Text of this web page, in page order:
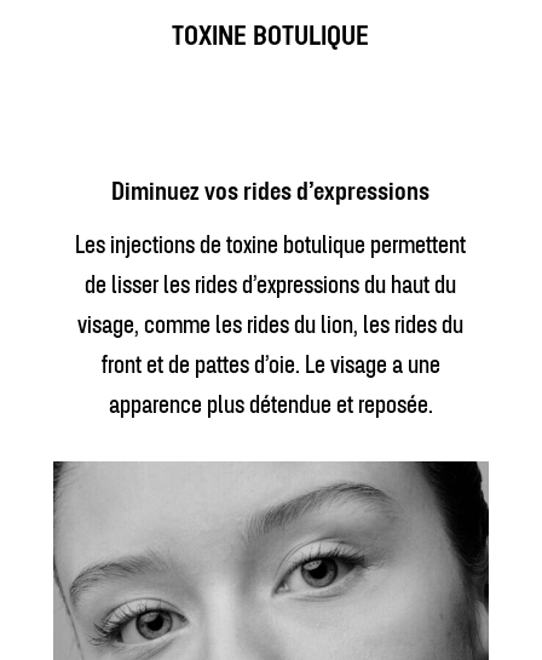
TOXINE BOTULIQUE
Diminuez vos rides d’expressions
Les injections de toxine botulique permettent
de lisser les rides d’expressions du haut du
visage, comme les rides du lion, les rides du
front et de pattes d’oie. Le visage a une
apparence plus détendue et reposée.